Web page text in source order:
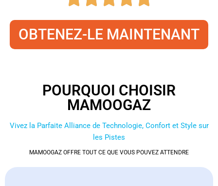
OBTENEZ-LE MAINTENANT
POURQUOI CHOISIR
MAMOOGAZ
Vivez la Parfaite Alliance de Technologie, Confort et Style sur
les Pistes
MAMOOGAZ OFFRE TOUT CE QUE VOUS POUVEZ ATTENDRE